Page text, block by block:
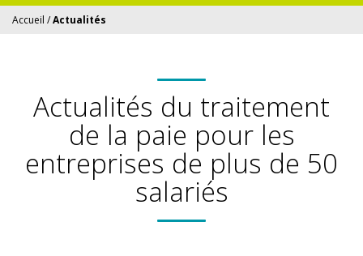
Accueil /Actualités
Actualités du traitement
de la paie pour les
entreprises de plus de 50
salariés